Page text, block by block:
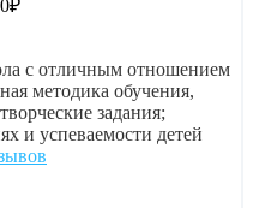
с отличным отношением
методика обучения,
задания;
и успеваемости детей